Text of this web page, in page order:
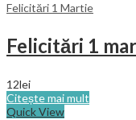
Felicitări 1 Martie
Felicitări 1
12lei
Citește mai mult
Quick View